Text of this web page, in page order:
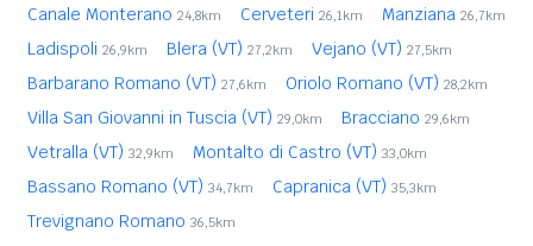
Canale Monterano 24,8km Cerveteri 26,1km Manziana 26,7km
Ladispoli 26,9km Blera (VT) 27,2km Vejano (VT) 27,5km
Barbarano Romano (VT) 27,6km Oriolo Romano (VT) 28,2km
Villa San Giovanni in Tuscia (VT) 29,0km Bracciano 29,6km
Vetralla (VT) 32,9km Montalto di Castro (VT) 33,0km
Bassano Romano (VT) 34,7km Capranica (VT) 35,3km
Trevignano Romano 36,5km